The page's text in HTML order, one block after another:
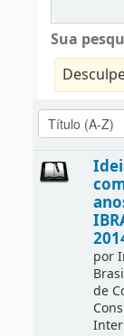
Sua
por
de